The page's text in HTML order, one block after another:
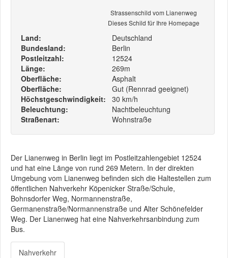
Strassenschild vom Lianenweg
Dieses Schild für Ihre Homepage
Land:
Deutschland
Bundesland:
Berlin
Postleitzahl:
12524
Länge:
269m
Oberfläche:
Asphalt
Oberfläche:
Gut (Rennrad geeignet)
Höchstgeschwindigkeit:
30 km/h
Beleuchtung:
Nachtbeleuchtung
Straßenart:
Wohnstraße
Der Lianenweg in Berlin liegt im Postleitzahlengebiet 12524
und hat eine Länge von rund 269 Metern. In der direkten
Umgebung vom Lianenweg befinden sich die Haltestellen zum
öffentlichen Nahverkehr Köpenicker Straße/Schule,
Bohnsdorfer Weg, Normannenstraße,
Germanenstraße/Normannenstraße und Alter Schönefelder
Weg. Der Lianenweg hat eine Nahverkehrsanbindung zum
Bus.
Nahverkehr